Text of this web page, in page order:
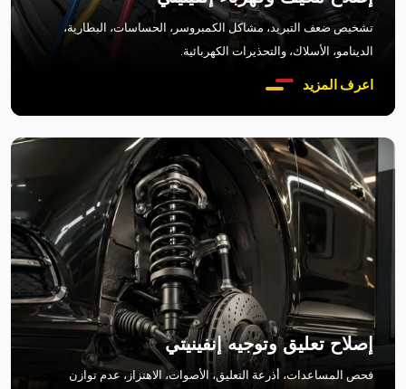
تشخيص ضعف التبريد، مشاكل الكمبروسر، الحساسات، البطارية،
الدينامو، الأسلاك، والتحذيرات الكهربائية.
اعرف المزيد
إصلاح تعليق وتوجيه إنفينيتي
فحص المساعدات، أذرعة التعليق، الأصوات، الاهتزاز، عدم توازن